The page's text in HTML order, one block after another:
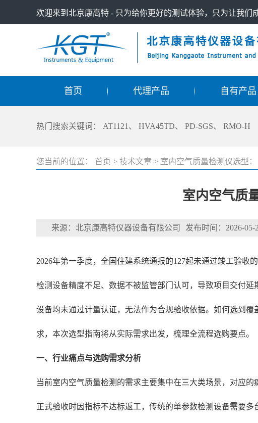
欢迎来到北京康高特 - 只为给你更好的测试体验，只为让我们
首页 代理产品 自有产品
热门搜索关键词： AT1121 、 HVA45TD、 PD-SGS、 RMO-H
您当前的位置： 首页 > 技术文章 > 室内空气质量检测仪选型
室内空气质
来源：北京康高特仪器设备有限公司 发布时间：2026-05-
2026年第一季度，全国住建系统通报的127起未通过竣工验
检测设备精度不足、数据不被监管部门认可，导致项目交付
设备均未通过计量认证，无法作为合规验收依据。如何选到
求，本次选型指南将从实际需求出发，梳理全流程选购要点。
一、行业痛点与选购需求分析
当前室内空气质量检测的需求主要集中在三大类场景，对应
正式验收时因指标不达标返工，传统的单参数检测设备需要